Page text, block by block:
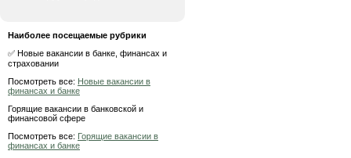
Наиболее посещаемые рубрики
✅ Новые вакансии в банке, финансах и
страховании
Посмотреть все: Новые вакансии в
финансах и банке
Горящие вакансии в банковской и
финансовой сфере
Посмотреть все: Горящие вакансии в
финансах и банке